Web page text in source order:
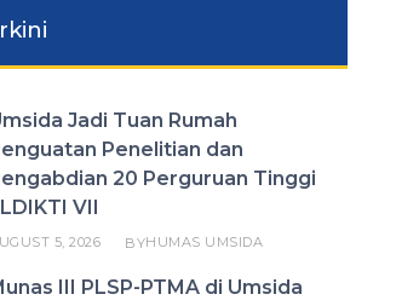
Jadi Tuan Rumah
Penelitian dan
20 Perguruan Tinggi
VII
5, 2026 BYHUMAS UMSIDA
III PLSP-PTMA di Umsida